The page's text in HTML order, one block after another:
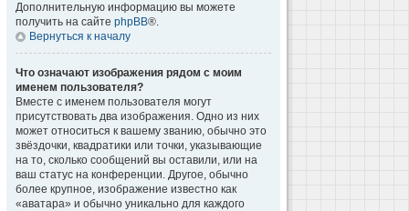
Дополнительную информацию вы можете
получить на сайте phpBB®.
Вернуться к началу
Что означают изображения рядом с моим
именем пользователя?
Вместе с именем пользователя могут
присутствовать два изображения. Одно из них
может относиться к вашему званию, обычно это
звёздочки, квадратики или точки, указывающие
на то, сколько сообщений вы оставили, или на
ваш статус на конференции. Другое, обычно
более крупное, изображение известно как
«аватара» и обычно уникально для каждого